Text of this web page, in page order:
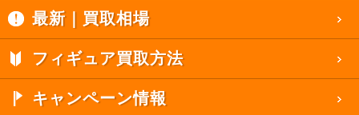
最新｜買取相場
フィギュア買取方法
キャンペーン情報